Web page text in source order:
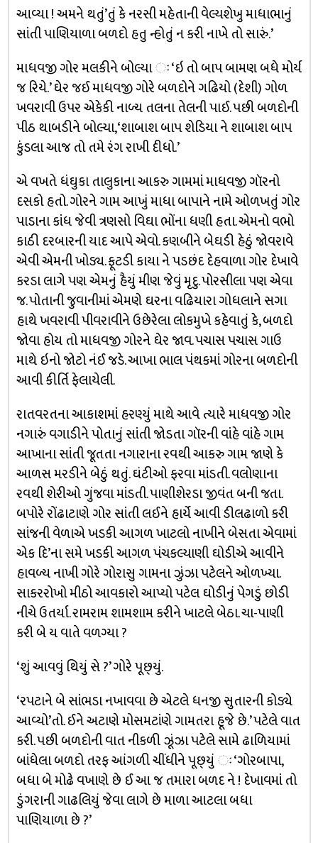
આવ્યા ! અમને થતું’તું કે નરસી મહેતાની વેલ્યશેખુ માધાભાનું
સાંતી પાણિયાળા બળદો હતુ ન્હોતું ન કરી નાખે તો સારું.’
માધવજી ગોર મલકીને બોલ્યા ઃ ‘ઇ તો બાપ બામણ બધે મોર્ય
જ રિયે.’ ઘેર જઈ માધવજી ગોરે બળદોને ગઢિયો (દેશી) ગોળ
ખવરાવી ઉપર એકેકી નાળ્ય તલના તેલની પાઈ. પછી બળદોની
પીઠ થાબડીને બોલ્યા, ‘શાબાશ બાપ શેડિયા ને શાબાશ બાપ
કુંડલા આજ તો તમે રંગ રાખી દીધો.’
એ વખતે ધંઘુકા તાલુકાના આકરુ ગામમાં માધવજી ગૉરનો
દસકો હતો. ગોરને ગામ આખું માધા બાપાને નામે ઓળખતું ગોર
પાડાના કાંધ જેવી ત્રણસો વિઘા ભોંના ધણી હતા. એમનો વભો
કાઠી દરબારની યાદ આપે એવો. કણબીને બેઘડી હેઠું જોવરાવે
એવી એમની ખોડ્ય. ફૂટડી કાયા ને પડછંદ દેહવાળા ગોર દેખાવે
કરડા લાગે પણ એમનું હૈયું મીણ જેવું મૃદુ. પોરસીલા પણ એવા
જ. પોતાની જુવાનીમાં એમણે ઘરના વઢિયારા ગોધલાને સગા
હાથે ખવરાવી પીવરાવીને ઉછેરેલા લોકમુખે કહેવાતું કે, બળદો
જોવા હોય તો માધવજી ગોરને ઘેર જાવ. પચાસ પચાસ ગાઉ
માથે ઇનો જોટો નંઈ જડે. આખા ભાલ પંથકમાં ગોરના બળદોની
આવી કીર્તિ ફેલાયેલી.
રાતવરતના આકાશમાં હરણ્યું માથે આવે ત્યારે માધવજી ગોર
નગારું વગાડીને પોતાનું સાંતી જોડતા ગૉરની વાંહે વાંહે ગામ
આખાના સાંતી જૂતતા નગારાના રવથી આકરુ ગામ જાણે કે
આળસ મરડીને બેઠું થતું. ઘંટીઓ ફરવા માંડતી. વલોણાના
રવથી શેરીઓ ગુંજવા માંડતી. પાણીશેરડા જીવંત બની જતા.
બપોરે રોંઢાટાણે ગોર સાંતી લઈને હાર્યે આવી ડીલઢાળો કરી
સાંજની વેળાએ ખડકી આગળ ખાટલો નાખીને બેસતા એવામાં
એક દિ’ના સમે ખડકી આગળ પંચકલ્યાણી ઘોડીએ આવીને
હાવળ્ય નાખી ગોરે ગોરાસુ ગામના ઝુંઝા પટેલને ઓળખ્યા.
સાકરરોખો મીઠો આવકારો આપ્યો પટેલ ઘોડીનું પેગડું છોડી
નીચે ઉતર્યા. રામરામ શામશામ કરીને ખાટલે બેઠા. ચા-પાણી
કરી બે ય વાતે વળગ્યા ?
‘શું આવવું થિયું સે ?’ ગોરે પૂછ્‌યું.
‘રપટાને બે સાંભડા નખાવવા છે એટલે ધનજી સુતારની કોડ્યે
આવ્યો’તો. ઈને અટાણે મોસમટાંણે ગામતરા હૂજે છે.’ પટેલે વાત
કરી. પછી બળદોની વાત નીકળી ઝૂંઝા પટેલે સામે ઢાળિયામાં
બાંધેલા બળદો તરફ આંગળી ચીંધીને પૂછ્‌યું ઃ ‘ગોરબાપા,
બધા બે મોઢે વખાણે છે ઈ આ જ તમારા બળદ ને ! દેખાવમાં તો
ડુંગરાની ગાઢલિયું જેવા લાગે છે માળા આટલા બધા
પાણિયાળા છે ?’